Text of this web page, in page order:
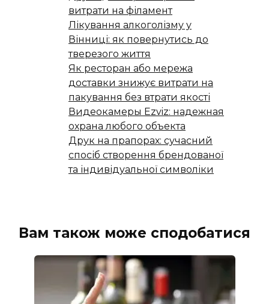
витрати на філамент
Лікування алкоголізму у
Вінниці: як повернутись до
тверезого життя
Як ресторан або мережа
доставки знижує витрати на
пакування без втрати якості
Видеокамеры Ezviz: надежная
охрана любого объекта
Друк на прапорах: сучасний
спосіб створення брендованої
та індивідуальної символіки
Вам також може сподобатися